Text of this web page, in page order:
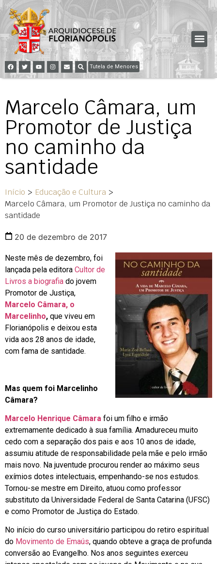
Tutela de Menores
Marcelo Câmara, um
Promotor de Justiça
no caminho da
santidade
Início > Educação e Cultura >
Marcelo Câmara, um Promotor de Justiça no caminho da
santidade
20 de dezembro de 2017
Neste mês de dezembro, foi
lançada pela editora Cultor de
Livros a biografia do jovem
Promotor de Justiça,
Marcelo Câmara, o
Marcelinho, que viveu em
Florianópolis e deixou esta
vida aos 28 anos de idade,
com fama de santidade.
Mas quem foi Marcelinho
Câmara?
Marcelo Henrique Câmara foi um filho e irmão
extremamente dedicado à sua família. Amadureceu muito
cedo com a separação dos pais e aos 10 anos de idade,
assumiu atitude de responsabilidade pela mãe e pelo irmão
mais novo. Na juventude procurou render ao máximo seus
exímios dotes intelectuais, empenhando-se nos estudos.
Tornou-se mestre em Direito, atuou como professor
substituto da Universidade Federal de Santa Catarina (UFSC)
e como Promotor de Justiça do Estado.
No início do curso universitário participou do retiro espiritual
do Movimento de Emaús, quando obteve a graça de profunda
conversão ao Evangelho. Nos anos seguintes exerceu